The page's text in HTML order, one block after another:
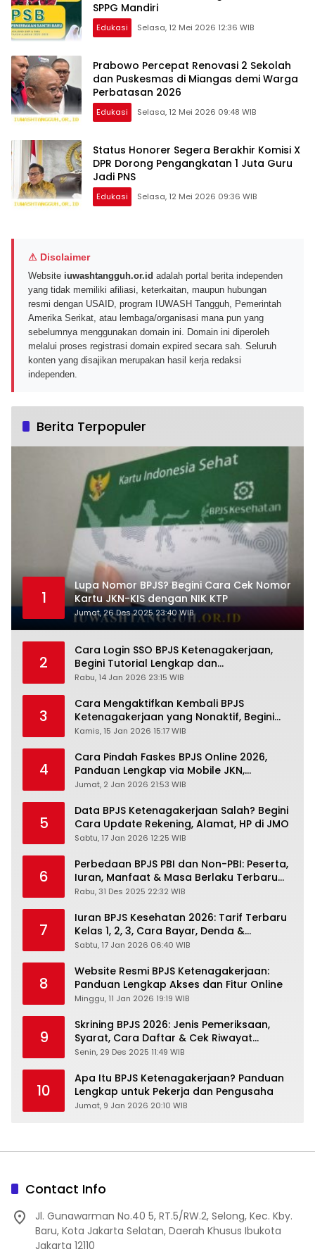
SPPG Mandiri
Edukasi Selasa, 12 Mei 2026 12:36 WIB
Prabowo Percepat Renovasi 2 Sekolah
dan Puskesmas di Miangas demi Warga
Perbatasan 2026
Edukasi Selasa, 12 Mei 2026 09:48 WIB
Status Honorer Segera Berakhir Komisi X
DPR Dorong Pengangkatan 1 Juta Guru
Jadi PNS
Edukasi Selasa, 12 Mei 2026 09:36 WIB
⚠ Disclaimer
Website iuwashtangguh.or.id adalah portal berita independen
yang tidak memiliki afiliasi, keterkaitan, maupun hubungan
resmi dengan USAID, program IUWASH Tangguh, Pemerintah
Amerika Serikat, atau lembaga/organisasi mana pun yang
sebelumnya menggunakan domain ini. Domain ini diperoleh
melalui proses registrasi domain expired secara sah. Seluruh
konten yang disajikan merupakan hasil kerja redaksi
independen.
Berita Terpopuler
1
Lupa Nomor BPJS? Begini Cara Cek Nomor
Kartu JKN-KIS dengan NIK KTP
Jumat, 26 Des 2025 23:40 WIB
2
Cara Login SSO BPJS Ketenagakerjaan,
Begini Tutorial Lengkap dan
Pengertiannya
Rabu, 14 Jan 2026 23:15 WIB
3
Cara Mengaktifkan Kembali BPJS
Ketenagakerjaan yang Nonaktif, Begini
Panduan Lengkapnya
Kamis, 15 Jan 2026 15:17 WIB
4
Cara Pindah Faskes BPJS Online 2026,
Panduan Lengkap via Mobile JKN,
PANDAWA & Offiline Kantor Cabang
Jumat, 2 Jan 2026 21:53 WIB
5
Data BPJS Ketenagakerjaan Salah? Begini
Cara Update Rekening, Alamat, HP di JMO
Sabtu, 17 Jan 2026 12:25 WIB
6
Perbedaan BPJS PBI dan Non-PBI: Peserta,
Iuran, Manfaat & Masa Berlaku Terbaru
2026
Rabu, 31 Des 2025 22:32 WIB
7
Iuran BPJS Kesehatan 2026: Tarif Terbaru
Kelas 1, 2, 3, Cara Bayar, Denda &
Panduan Lengkap Peserta JKN-KIS
Sabtu, 17 Jan 2026 06:40 WIB
8
Website Resmi BPJS Ketenagakerjaan:
Panduan Lengkap Akses dan Fitur Online
Minggu, 11 Jan 2026 19:19 WIB
9
Skrining BPJS 2026: Jenis Pemeriksaan,
Syarat, Cara Daftar & Cek Riwayat
Kesehatan Gratis
Senin, 29 Des 2025 11:49 WIB
10
Apa Itu BPJS Ketenagakerjaan? Panduan
Lengkap untuk Pekerja dan Pengusaha
Jumat, 9 Jan 2026 20:10 WIB
Contact Info
Jl. Gunawarman No.40 5, RT.5/RW.2, Selong, Kec. Kby.
Baru, Kota Jakarta Selatan, Daerah Khusus Ibukota
Jakarta 12110